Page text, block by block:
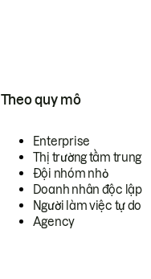
Theo quy mô
Enterprise
Thị trường tầm trung
Đội nhóm nhỏ
Doanh nhân độc lập
Người làm việc tự do
Agency